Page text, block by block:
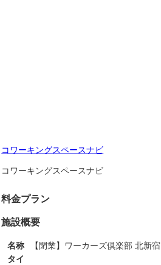
コワーキングスペースナビ
コワーキングスペースナビ
料金プラン
施設概要
名称
【閉業】ワーカーズ倶楽部 北新宿
タイ